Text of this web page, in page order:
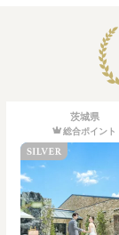
茨城県
総合ポイント